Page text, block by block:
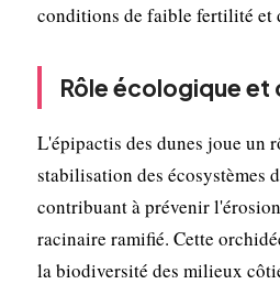
conditions de faible fertilité et
Rôle écologique et
L'épipactis des dunes joue un
stabilisation des écosystèmes
contribuant à prévenir
racinaire ramifié. Cette
la biodiversité des milieux